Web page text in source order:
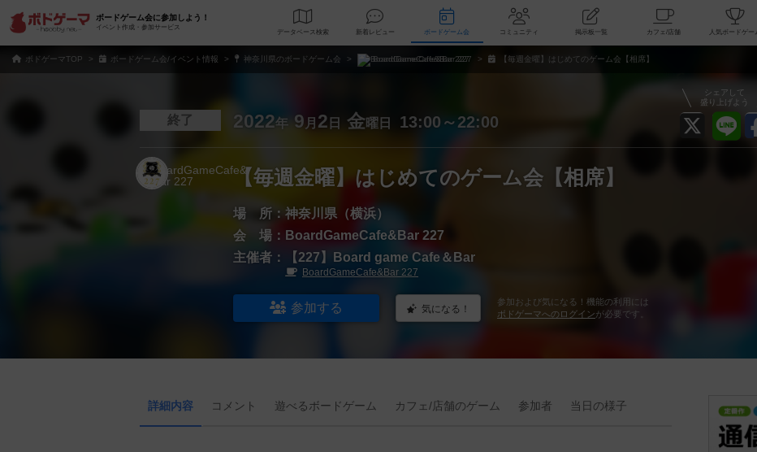
ボードゲーム会に参加しよう！
イベント作成・参加サービス
データベース 検索 新着レビュー ボードゲーム会 コミュニティ 掲示板一覧 カフェ/店舗
ボドゲーマTOP ボードゲーム会/イベント情報 神奈川県のボードゲーム会 BoardGameCafe&Bar 227 【毎週金曜】はじめてのゲーム会【相席】
シェアして
盛り上げよう
終了 2022年 9 月 2 日 金曜日 13:00～22:00
【毎週金曜】はじめてのゲーム会【相席】
場 所： 神奈川県（横浜）
会 場： BoardGameCafe&Bar 227
主催者：
【227】Board game Cafe＆Bar
BoardGameCafe&Bar 227
参加する 気になる！
参加および気になる！機能の利用には
ボドゲーマへのログインが必要です。
詳細内容 コメント 遊べるボードゲーム カフェ/店舗のゲーム 参加者 当日の様子